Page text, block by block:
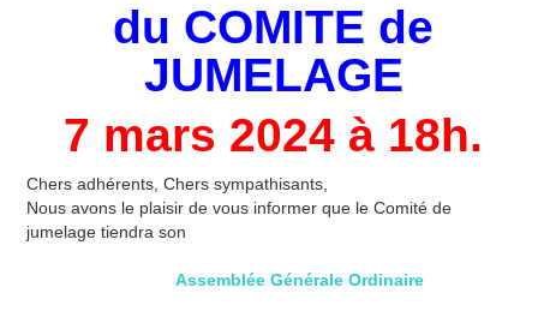
du COMITE de
JUMELAGE
7 mars 2024 à 18h.
Chers adhérents, Chers sympathisants,
Nous avons le plaisir de vous informer que le Comité de
jumelage tiendra son
Assemblée Générale Ordinaire